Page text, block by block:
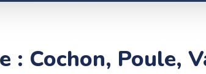
: Cochon, Poule,